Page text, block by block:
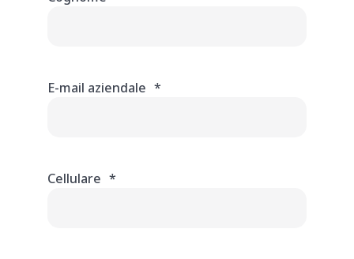
E-mail aziendale *
Cellulare *